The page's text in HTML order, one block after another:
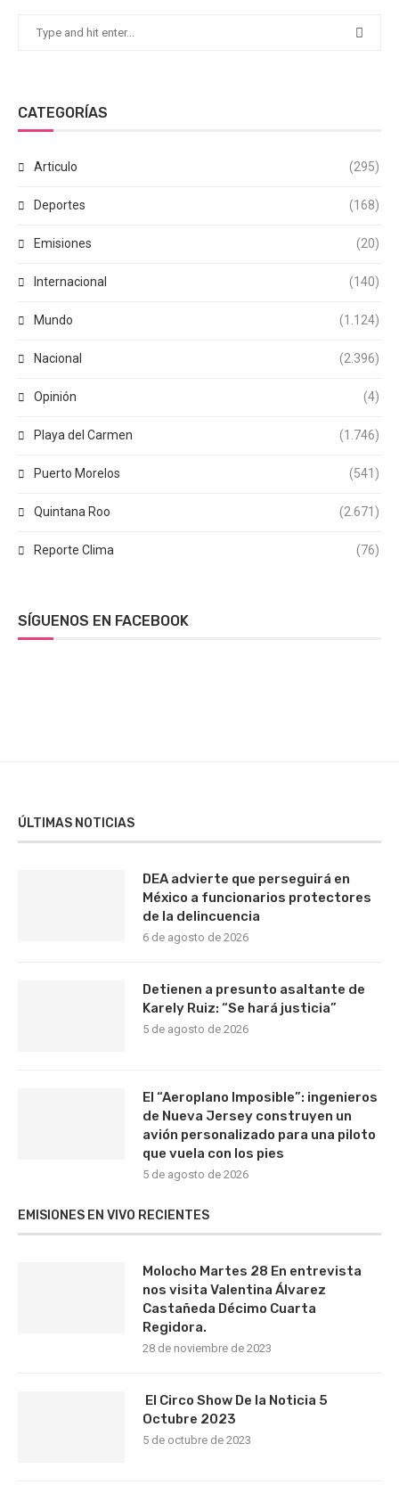
CATEGORÍAS
Articulo (295)
Deportes (168)
Emisiones (20)
Internacional (140)
Mundo (1.124)
Nacional (2.396)
Opinión (4)
Playa del Carmen (1.746)
Puerto Morelos (541)
Quintana Roo (2.671)
Reporte Clima (76)
SÍGUENOS EN FACEBOOK
ÚLTIMAS NOTICIAS
DEA advierte que perseguirá en
México a funcionarios protectores
de la delincuencia
6 de agosto de 2026
Detienen a presunto asaltante de
Karely Ruiz: “Se hará justicia”
5 de agosto de 2026
El “Aeroplano Imposible”: ingenieros
de Nueva Jersey construyen un
avión personalizado para una piloto
que vuela con los pies
5 de agosto de 2026
EMISIONES EN VIVO RECIENTES
Molocho Martes 28 En entrevista
nos visita Valentina Álvarez
Castañeda Décimo Cuarta
Regidora.
28 de noviembre de 2023
El Circo Show De la Noticia 5
Octubre 2023
5 de octubre de 2023